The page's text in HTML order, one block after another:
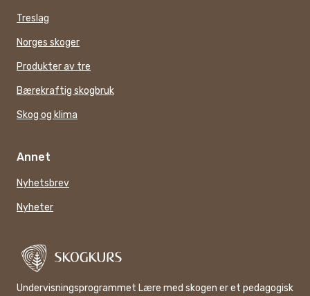
Treslag
Norges skoger
Produkter av tre
Bærekraftig skogbruk
Skog og klima
Annet
Nyhetsbrev
Nyheter
Undervisningsprogrammet Lære med skogen er et pedagogisk